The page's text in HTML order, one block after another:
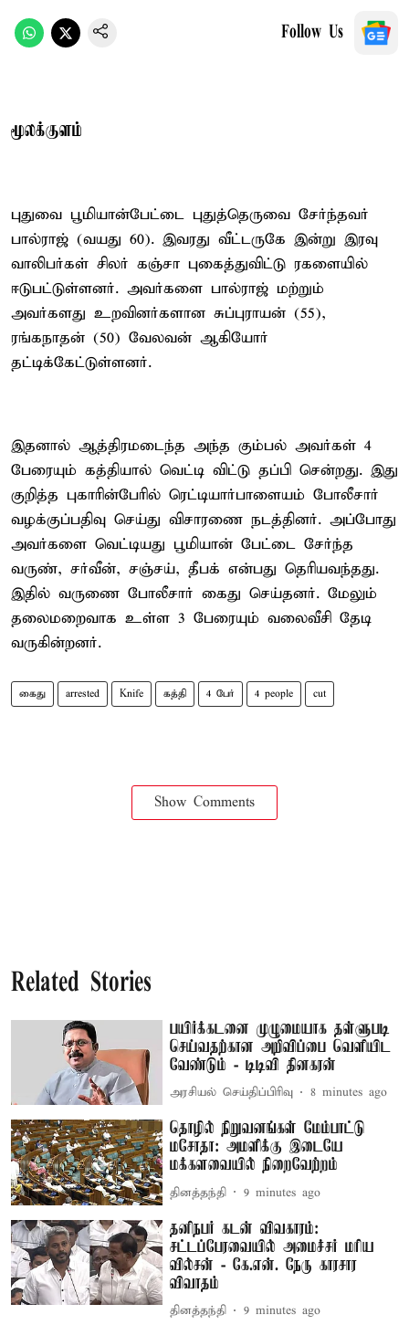
Follow Us
மூலக்குளம்
புதுவை பூமியான்பேட்டை புதுத்தெருவை சேர்ந்தவர்
பால்ராஜ் (வயது 60). இவரது வீட்டருகே இன்று இரவு
வாலிபர்கள் சிலர் கஞ்சா புகைத்துவிட்டு ரகளையில்
ஈடுபட்டுள்ளனர். அவர்களை பால்ராஜ் மற்றும்
அவர்களது உறவினர்களான சுப்புராயன் (55),
ரங்கநாதன் (50) வேலவன் ஆகியோர்
தட்டிக்கேட்டுள்ளனர்.
இதனால் ஆத்திரமடைந்த அந்த கும்பல் அவர்கள் 4
பேரையும் கத்தியால் வெட்டி விட்டு தப்பி சென்றது. இது
குறித்த புகாரின்பேரில் ரெட்டியார்பாளையம் போலீசார்
வழக்குப்பதிவு செய்து விசாரணை நடத்தினர். அப்போது
அவர்களை வெட்டியது பூமியான் பேட்டை சேர்ந்த
வருண், சர்வீன், சஞ்சய், தீபக் என்பது தெரியவந்தது.
இதில் வருணை போலீசார் கைது செய்தனர். மேலும்
தலைமறைவாக உள்ள 3 பேரையும் வலைவீசி தேடி
வருகின்றனர்.
கைது arrested Knife கத்தி 4 பேர் 4 people cut
Show Comments
Related Stories
பயிர்க்கடனை முழுமையாக தள்ளுபடி
செய்வதற்கான அறிவிப்பை வெளியிட
வேண்டும் - டிடிவி தினகரன்
அரசியல் செய்திப்பிரிவு 8 minutes ago
தொழில் நிறுவனங்கள் மேம்பாட்டு
மசோதா: அமளிக்கு இடையே
மக்களவையில் நிறைவேற்றம்
தினத்தந்தி 9 minutes ago
தனிநபர் கடன் விவகாரம்:
சட்டப்பேரவையில் அமைச்சர் மரிய
வில்சன் - கே.என். நேரு காரசார
விவாதம்
தினத்தந்தி 9 minutes ago